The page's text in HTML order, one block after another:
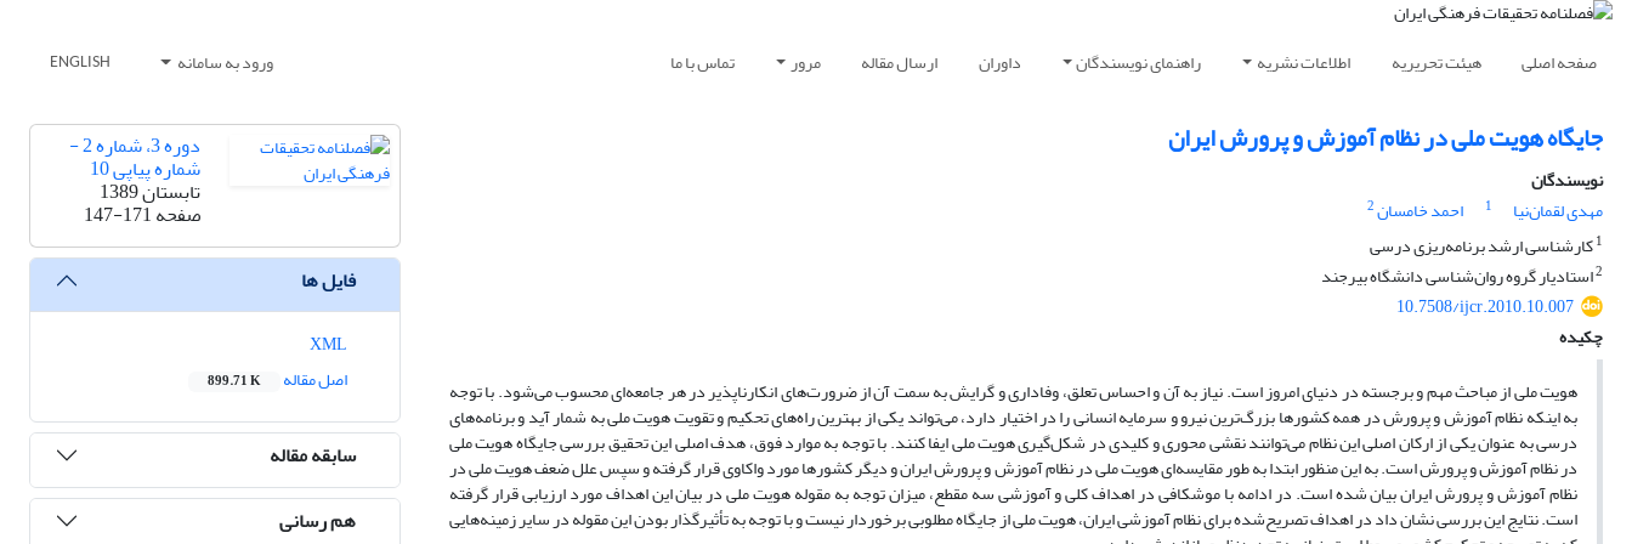
صفحه اصلی هیئت تحریریه اطلاعات نشریه راهنمای نویسندگان داوران ارسال مقاله مرور تماس با ما ورود به سامانه ENGLISH
جایگاه هویت ملی در نظام آموزش و پرورش ایران
نویسندگان
مهدی لقمان‌نیا
1 احمد خامسان2
1کارشناسی ارشد برنامه‌ریزی درسی
2استادیار گروه روان‌شناسی دانشگاه بیرجند
10.7508/ijcr.2010.10.007
چکیده
هویت ملی از مباحث مهم و برجسته در دنیای امروز است. نیاز به آن و احساس تعلق، وفاداری و گرایش به سمت آن از ضرورت‌های انکارناپذیر در هر جامعه‌ای محسوب می‌شود. با توجه
به اینکه نظام آموزش و پرورش در همه کشورها بزرگ‌ترین نیرو و سرمایه انسانی را در اختیار دارد، می‌تواند یکی از بهترین راه‌های تحکیم و تقویت هویت ملی به شمار آید و برنامه‌های
درسی به عنوان یکی از ارکان اصلی این نظام می‌توانند نقشی محوری و کلیدی در شکل‌گیری هویت ملی ایفا کنند. با توجه به موارد فوق، هدف اصلی این تحقیق بررسی جایگاه هویت ملی
در نظام آموزش و پرورش است. به این منظور ابتدا به طور مقایسه‌ای هویت ملی در نظام آموزش و پرورش ایران و دیگر کشورها مورد واکاوی قرار گرفته و سپس علل ضعف هویت ملی در
نظام آموزش و پرورش ایران بیان شده است. در ادامه با موشکافی در اهداف کلی و آموزشی سه مقطع، میزان توجه به مقوله هویت ملی در بیان این اهداف مورد ارزیابی قرار گرفته
است. نتایج این بررسی نشان داد در اهداف تصریح‌شده برای نظام آموزشی ایران، هویت ملی از جایگاه مطلوبی برخوردار نیست و با توجه به تأثیرگذار بودن این مقوله در سایر زمینه‌هایی
دوره 3، شماره 2 -
شماره پیاپی 10
تابستان 1389
صفحه147-171
فایل ها
اصل مقاله
899.71 K
سابقه مقاله
هم رسانی